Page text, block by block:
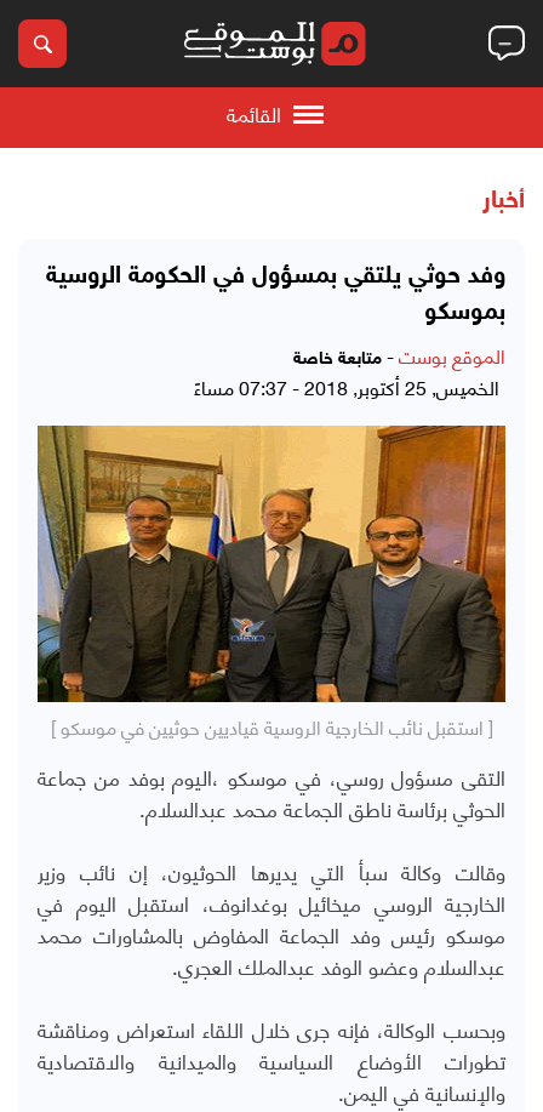
القائمة
أخبار
وفد حوثي يلتقي بمسؤول في الحكومة الروسية
بموسكو
الموقع بوست- متابعة خاصة
الخميس, 25 أكتوبر, 2018 - 07:37 مساءً
[ استقبل نائب الخارجية الروسية قياديين حوثيين في موسكو ]
التقى مسؤول روسي، في موسكو ،اليوم بوفد من جماعة
الحوثي برئاسة ناطق الجماعة محمد عبدالسلام.
وقالت وكالة سبأ التي يديرها الحوثيون، إن نائب وزير
الخارجية الروسي ميخائيل بوغدانوف، استقبل اليوم في
موسكو رئيس وفد الجماعة المفاوض بالمشاورات محمد
عبدالسلام وعضو الوفد عبدالملك العجري.
وبحسب الوكالة، فإنه جرى خلال اللقاء استعراض ومناقشة
تطورات الأوضاع السياسية والميدانية والاقتصادية
والإنسانية في اليمن.